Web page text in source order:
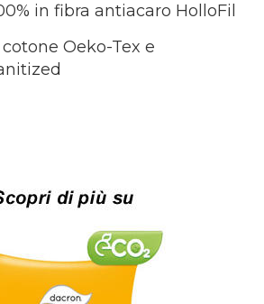
in fibra antiacaro HolloFil
cotone Oeko-Tex e